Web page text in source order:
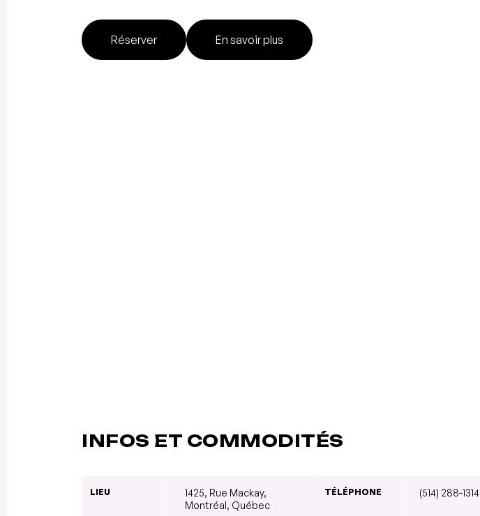
Réserver En savoir plus
INFOS ET COMMODITÉS
LIEU
1425, Rue Mackay,
Montréal, Québec
TÉLÉPHONE (514) 288-1314